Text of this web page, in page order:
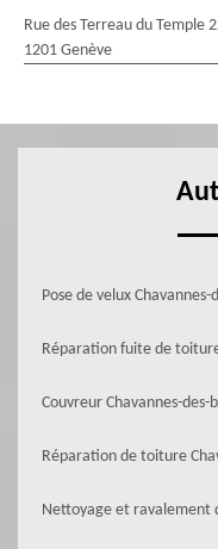
Rue des Terreau du Temple
1201 Genève
Pose de velux Chavannes-
Réparation fuite de
Couvreur Chavannes-des-
Réparation de toiture
Nettoyage et ravalement